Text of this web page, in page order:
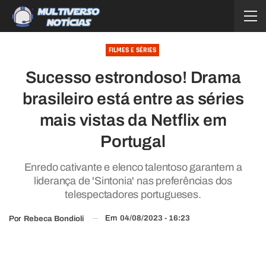
FILMES E SÉRIES
Sucesso estrondoso! Drama
brasileiro está entre as séries
mais vistas da Netflix em
Portugal
Enredo cativante e elenco talentoso garantem a
liderança de 'Sintonia' nas preferências dos
telespectadores portugueses.
Por Rebeca Bondioli Em 04/08/2023 - 16:23